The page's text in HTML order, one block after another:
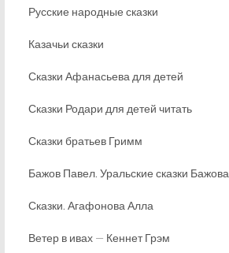
Русские народные сказки
Казачьи сказки
Сказки Афанасьева для детей
Сказки Родари для детей читать
Сказки братьев Гримм
Бажов Павел. Уральские сказки Бажова
Сказки. Агафонова Алла
Ветер в ивах — Кеннет Грэм